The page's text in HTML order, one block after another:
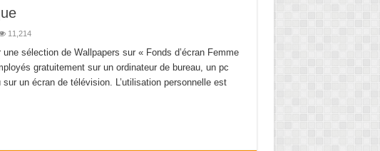
11,214
sélection de Wallpapers sur « Fonds d’écran Femme
gratuitement sur un ordinateur de bureau, un pc
un écran de télévision. L’utilisation personnelle est